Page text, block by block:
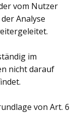
vom Nutzer
Analyse
im
nicht darauf
von Art. 6